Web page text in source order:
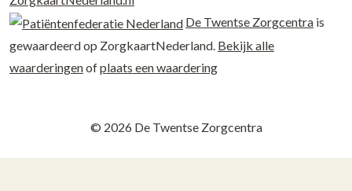
De Twentse Zorgcentra is
gewaardeerd op ZorgkaartNederland. Bekijk alle
waarderingenofplaats een waardering
© 2026 De Twentse Zorgcentra